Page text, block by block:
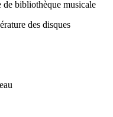
bibliothèque musicale
des disques